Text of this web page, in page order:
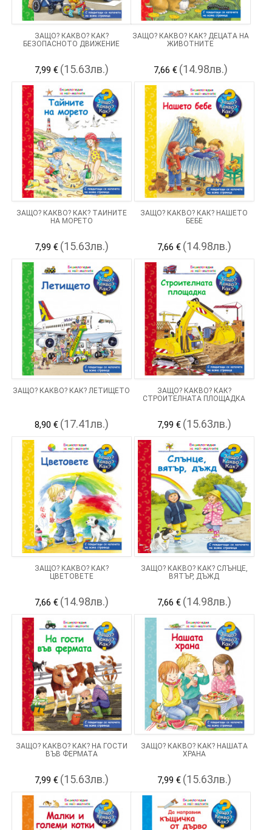
ЗАЩО? КАКВО? КАК?
БЕЗОПАСНОТО ДВИЖЕНИЕ
7,99 € (15.63лв.)
ЗАЩО? КАКВО? КАК? ДЕЦАТА НА
ЖИВОТНИТЕ
7,66 € (14.98лв.)
ЗАЩО? КАКВО? КАК? ТАЙНИТЕ
НА МОРЕТО
7,99 € (15.63лв.)
ЗАЩО? КАКВО? КАК? НАШЕТО
БЕБЕ
7,66 € (14.98лв.)
ЗАЩО? КАКВО? КАК? ЛЕТИЩЕТО
8,90 € (17.41лв.)
ЗАЩО? КАКВО? КАК?
СТРОИТЕЛНАТА ПЛОЩАДКА
7,99 € (15.63лв.)
ЗАЩО? КАКВО? КАК?
ЦВЕТОВЕТЕ
7,66 € (14.98лв.)
ЗАЩО? КАКВО? КАК? СЛЪНЦЕ,
ВЯТЪР, ДЪЖД
7,66 € (14.98лв.)
ЗАЩО? КАКВО? КАК? НА ГОСТИ
ВЪВ ФЕРМАТА
7,99 € (15.63лв.)
ЗАЩО? КАКВО? КАК? НАШАТА
ХРАНА
7,99 € (15.63лв.)